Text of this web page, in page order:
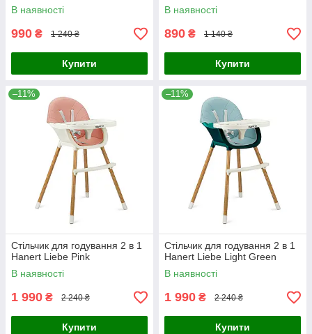
В наявності
990 ₴ 1 240 ₴
Купити
В наявності
890 ₴ 1 140 ₴
Купити
–11%
Стільчик для годування 2 в 1
Hanert Liebe Pink
В наявності
1 990 ₴ 2 240 ₴
Купити
–11%
Стільчик для годування 2 в 1
Hanert Liebe Light Green
В наявності
1 990 ₴ 2 240 ₴
Купити